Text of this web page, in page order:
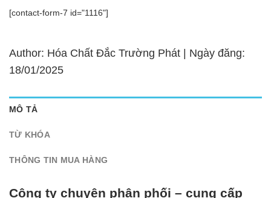
[contact-form-7 id="1116"]
Author: Hóa Chất Đắc Trường Phát | Ngày đăng:
18/01/2025
MÔ TẢ
TỪ KHÓA
THÔNG TIN MUA HÀNG
Công ty chuyên phân phối – cung cấp